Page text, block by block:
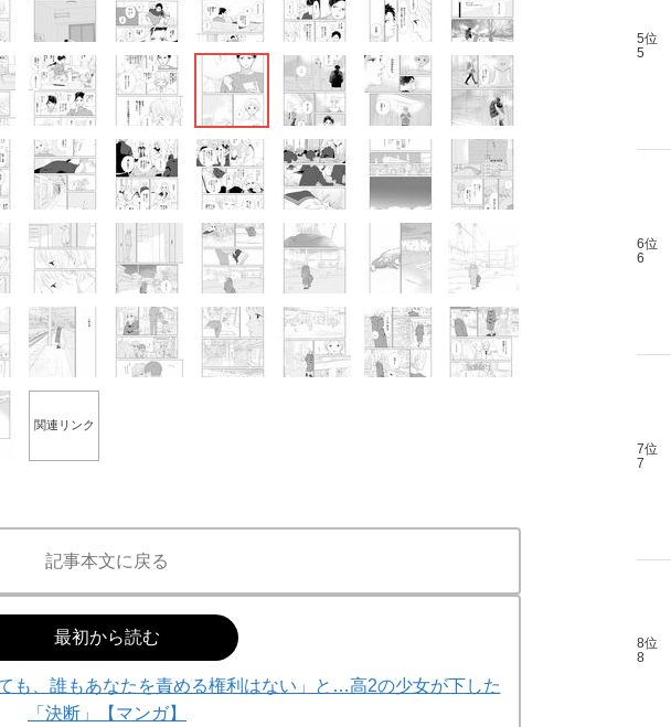
関連リンク
記事本文に戻る
最初から読む
も、誰もあなたを責める権利はない」と…高2の少女が下した
「決断」【マンガ】
5位
5
6位
6
7位
7
8位
8